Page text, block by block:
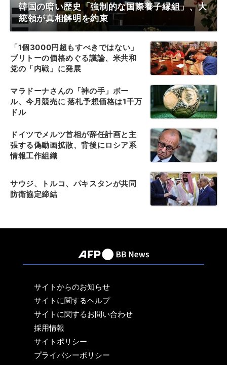
韓国の暗い歴史「強制的な国際養子縁組」、大
統領が真相解明を約束
「1個3000円超もすべきではない」
ブリトーの価格めぐる議論、米共和
党の「内戦」に発展
マラドーナさんの「神の手」ボー
ル、今月競売に 落札予想価格は1千万
ドル
ドイツでメルツ首相が辞任計画と主
張する偽動画拡散、背後にロシア系
情報工作組織
サウジ、トルコ、パキスタンが共同
防衛協定締結
サイトからのお知らせ
サイトに関するヘルプ
サイトに関するお問い合わせ
採用情報
サイトポリシー
プライバシーポリシー